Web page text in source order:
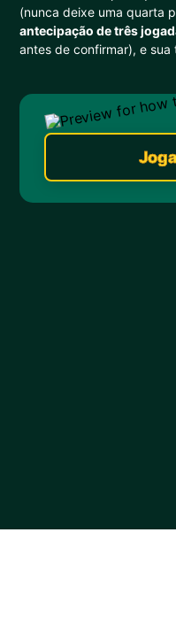
(nunca deixe uma quarta
antecipação de três
antes de confirmar), e